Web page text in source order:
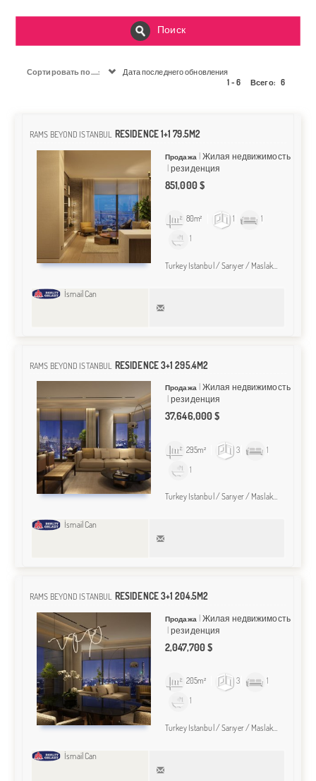
Поиск
Сортировать по.....:
Дата последнего обновления
1 - 6
Всего: 6
RAMS BEYOND ISTANBUL RESIDENCE 1+1 79.5M2
Продажа
Жилая недвижимость
резиденция
851,000 $
80m² 1
1
1
Turkey Istanbul / Sarıyer/ Maslak
İsmail Can
RAMS BEYOND ISTANBUL RESIDENCE 3+1 295.4M2
Продажа
Жилая недвижимость
резиденция
37,646,000 $
295m² 3
1
1
Turkey Istanbul / Sarıyer/ Maslak
İsmail Can
RAMS BEYOND ISTANBUL RESIDENCE 3+1 204.5M2
Продажа
Жилая недвижимость
резиденция
2,047,700 $
205m² 3
1
1
Turkey Istanbul / Sarıyer/ Maslak
İsmail Can